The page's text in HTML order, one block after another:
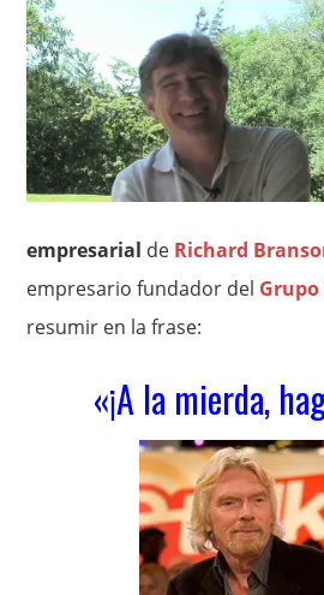
empresarial de Richard
empresario fundador del
resumir en la frase:
«¡A la mierda,